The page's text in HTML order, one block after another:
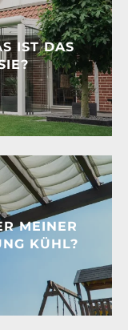
IST DAS
MEINER
KÜHL?